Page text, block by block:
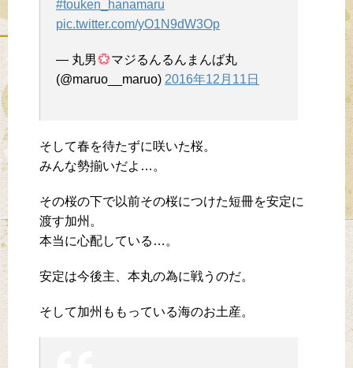
#touken_hanamaru
pic.twitter.com/yO1N9dW3Op
— 丸男
マジるんるんまんば丸
(@maruo__maruo) 2016年12月11日
そして春を待たずに咲いた桜。
みんな勢揃いだよ…。
その桜の下で以前その桜につけた短冊を安定に
渡す加州。
本当に心配している…。
安定は今後主、本丸の為に戦うのだ。
そして加州ももっている海のお土産。